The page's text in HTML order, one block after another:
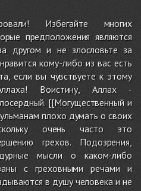
Избегайте многих
предположения являются
другом и не злословьте за
кому-либо из вас есть
если вы чувствуете к этому
Воистину, Аллах -
[[Могущественный и
плохо думать о своих
очень часто это
грехов. Подозрения,
мысли о каком-либо
с греховными речами и
в душу человека и не